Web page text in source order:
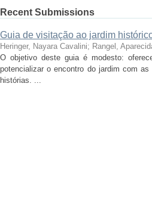
Recent Submissions
Guia de visitação ao jardim
Heringer, Nayara Cavalini; Rangel,
O objetivo deste guia é modesto:
potencializar o encontro do jardim com
histórias. ...